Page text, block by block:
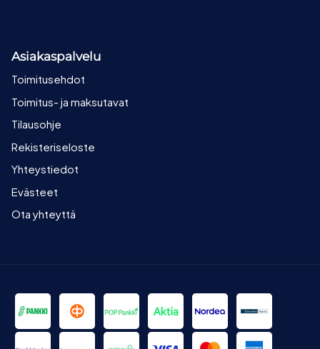
Asiakaspalvelu
Toimitusehdot
Toimitus- ja maksutavat
Tilausohje
Rekisteriseloste
Yhteystiedot
Evästeet
Ota yhteyttä